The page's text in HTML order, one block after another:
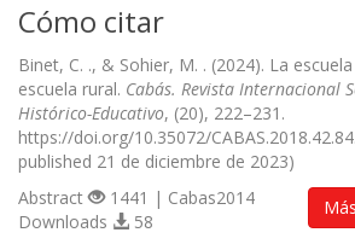
Cómo citar
Binet, C. ., & Sohier, M. . (2024). La
escuela rural. Cabás. Revista Internacional
Histórico-Educativo, (20), 222–231.
https://doi.org/10.35072/
published 21 de diciembre de 2023)
Abstract
1441 | Cabas2014
Downloads
58